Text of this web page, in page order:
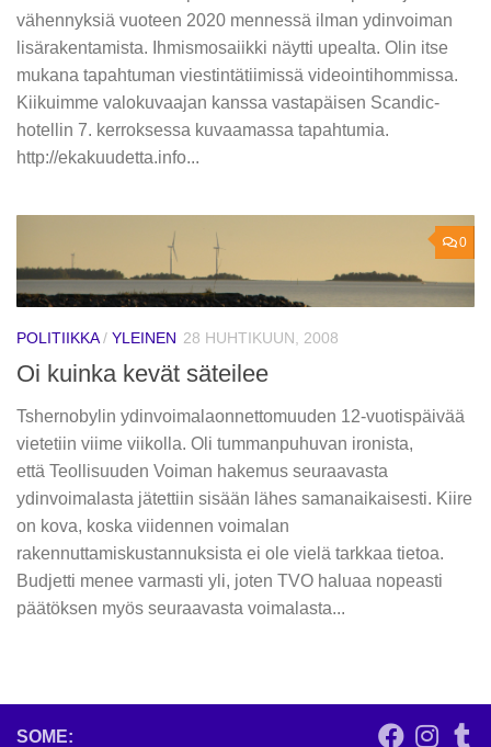
vähennyksiä vuoteen 2020 mennessä ilman ydinvoiman
lisärakentamista. Ihmismosaiikki näytti upealta. Olin itse
mukana tapahtuman viestintätiimissä videointihommissa.
Kiikuimme valokuvaajan kanssa vastapäisen Scandic-
hotellin 7. kerroksessa kuvaamassa tapahtumia.
http://ekakuudetta.info...
0
POLITIIKKA/ YLEINEN 28 HUHTIKUUN, 2008
Oi kuinka kevät säteilee
Tshernobylin ydinvoimalaonnettomuuden 12-vuotispäivää
vietetiin viime viikolla. Oli tummanpuhuvan ironista,
että Teollisuuden Voiman hakemus seuraavasta
ydinvoimalasta jätettiin sisään lähes samanaikaisesti. Kiire
on kova, koska viidennen voimalan
rakennuttamiskustannuksista ei ole vielä tarkkaa tietoa.
Budjetti menee varmasti yli, joten TVO haluaa nopeasti
päätöksen myös seuraavasta voimalasta...
SOME: